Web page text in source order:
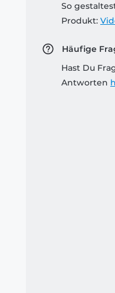
So
Produkt:
Häufige
Hast Du
Antworten